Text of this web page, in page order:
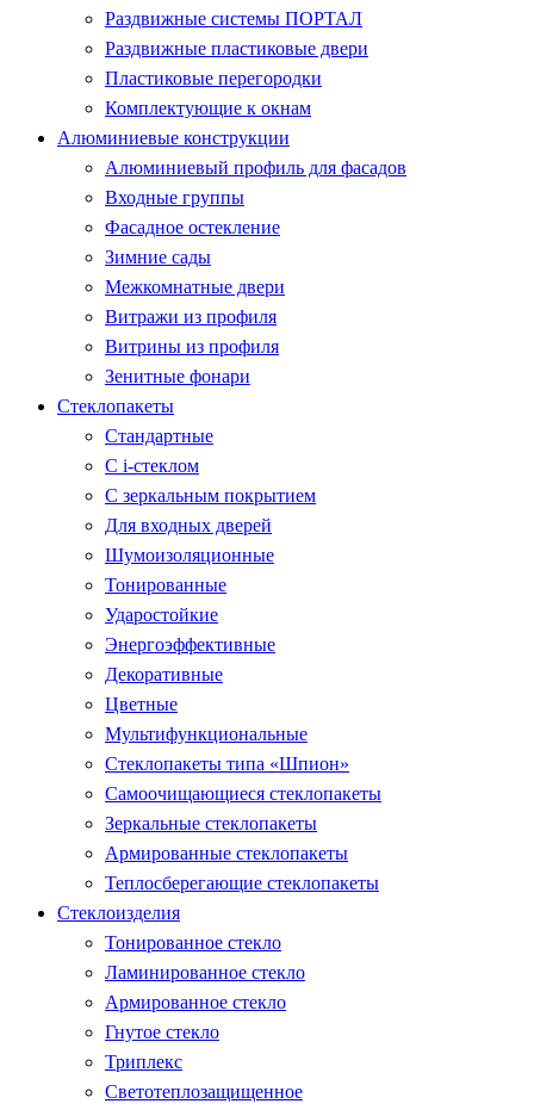
Раздвижные системы ПОРТАЛ
Раздвижные пластиковые двери
Пластиковые перегородки
Комплектующие к окнам
Алюминиевые конструкции
Алюминиевый профиль для фасадов
Входные группы
Фасадное остекление
Зимние сады
Межкомнатные двери
Витражи из профиля
Витрины из профиля
Зенитные фонари
Стеклопакеты
Стандартные
С i-стеклом
С зеркальным покрытием
Для входных дверей
Шумоизоляционные
Тонированные
Ударостойкие
Энергоэффективные
Декоративные
Цветные
Мультифункциональные
Стеклопакеты типа «Шпион»
Самоочищающиеся стеклопакеты
Зеркальные стеклопакеты
Армированные стеклопакеты
Теплосберегающие стеклопакеты
Стеклоизделия
Тонированное стекло
Ламинированное стекло
Армированное стекло
Гнутое стекло
Триплекс
Светотеплозащищенное